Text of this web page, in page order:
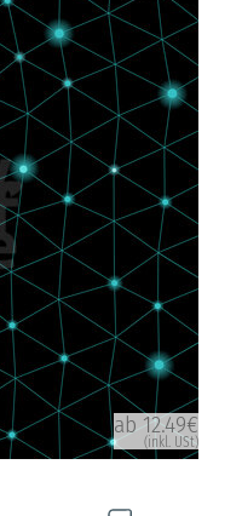
ab 12.49€
(inkl. USt)